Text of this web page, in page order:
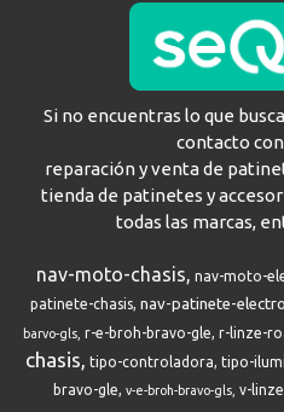
Si no encuentras lo que
contacto
reparación y venta de
tienda de patinetes y
todas las marcas,
nav-moto-chasis nav-moto-
patinete-chasis nav-patinete-
barvo-gls r-e-broh-bravo-gle r-linze-
chasis
tipo-controladora tipo-
bravo-gle v-e-broh-bravo-gls v-